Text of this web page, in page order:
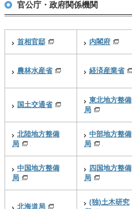
官公庁・政府関係機関
首相官邸 内閣府
農林水産省 経済産業省
国土交通省
東北地方整備
局
北陸地方整備
局
中部地方整備
局
中国地方整備
局
四国地方整備
局
北海道局
(独)土木研究